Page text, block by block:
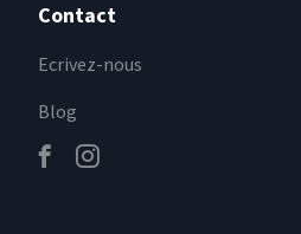
Contact
Ecrivez-nous
Blog